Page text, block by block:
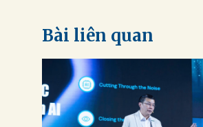
Bài liên quan